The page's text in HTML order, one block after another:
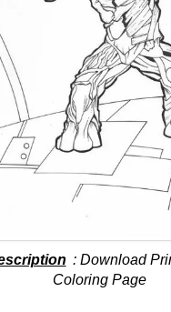
: Download
Coloring Page